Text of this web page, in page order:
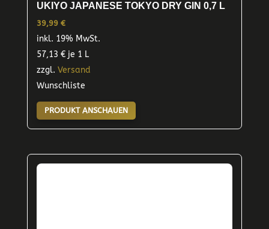
UKIYO JAPANESE TOKYO DRY GIN 0,7 L
39,99 €
inkl. 19% MwSt.
57,13 €je 1 L
zzgl. Versand
Wunschliste
PRODUKT ANSCHAUEN